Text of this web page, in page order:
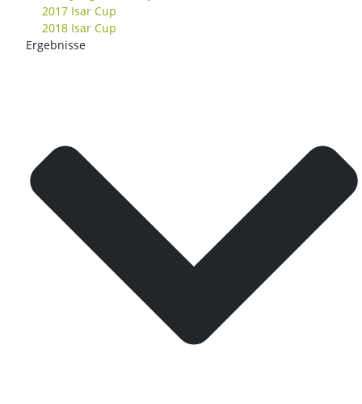
2017 Isar Cup
2018 Isar Cup
Ergebnisse